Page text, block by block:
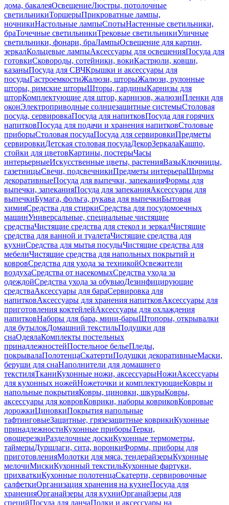
дома, бакалеяОсвещениеЛюстры, потолочные
светильникиТоршерыПрикроватные лампы,
ночникиНастольные лампыСпотыНастенные светильники,
браТочечные светильникиТрековые светильникиУличные
светильники, фонари, браЛампыОсвещение для картин,
зеркалКольцевые лампыАксессуары для освещенияПосуда для
готовкиСковороды, сотейники, вокиКастрюли, ковши,
казаныПосуда для СВЧКрышки и аксессуары для
посудыГастроемкостиЖалюзи, шторыЖалюзи, рулонные
шторы, римские шторыШторы, гардиныКарнизы для
шторКомплектующие для штор, карнизов, жалюзиПленки для
оконЭлектроприводные солнцезащитные системыСтоловая
посуда, сервировкаПосуда для напитковПосуда для горячих
напитковПосуда для подачи и хранения напитковСтоловые
приборыСтоловая посудаПосуда для сервировкиПредметы
сервировкиДетская столовая посудаДекорЗеркалаКашпо,
стойки для цветовКартины, постерыЧасы
интерьерныеИскусственные цветы, растенияВазыКлючницы,
газетницыСвечи, подсвечникиПредметы интерьераШирмы
декоративныеПосуда для выпечки, запеканияФормы для
выпечки, запеканияПосуда для запеканияАксессуары для
выпечкиБумага, фольга, рукава для выпечкиБытовая
химияСредства для стиркиСредства для посудомоечных
машинУниверсальные, специальные чистящие
средстваЧистящие средства для стекол и зеркалЧистящие
средства для ванной и туалетаЧистящие средства для
кухниСредства для мытья посудыЧистящие средства для
мебелиЧистящие средства для напольных покрытий и
ковровСредства для ухода за техникойОсвежители
воздухаСредства от насекомыхСредства ухода за
одеждойСредства ухода за обувьюДезинфицирующие
средстваАксессуары для бараСервировка для
напитковАксессуары для хранения напитковАксессуары для
приготовления коктейлейАксессуары для охлаждения
напитковНаборы для бара, мини-барыШтопоры, открывалки
для бутылокДомашний текстильПодушки для
снаОдеялаКомплекты постельных
принадлежностейПостельное бельеПледы,
покрывалаПолотенцаСкатертиПодушки декоративныеМаски,
беруши для снаНаполнители для домашнего
текстиляТканиКухонные ножи, аксессуарыНожиАксессуары
для кухонных ножейНожеточки и комплектующиеКовры и
напольные покрытияКовры, циновки, шкурыКовры,
аксессуары для ковровКоврики, наборы ковриковКовровые
дорожкиЦиновкиПокрытия напольные
тафтинговыеЗащитные, грязезащитные коврикиКухонные
принадлежностиКухонные приборыТерки,
овощерезкиРазделочные доскиКухонные термометры,
таймерыДуршлаги, сита, воронкиФормы, приборы для
приготовленияМолотки для мяса, тендерайзерыКухонные
мелочиМискиКухонный текстильКухонные фартуки,
прихваткиКухонные полотенцаСкатерти, сервировочные
салфеткиОрганизация хранения на кухнеПосуда для
храненияОрганайзеры для кухниОрганайзеры для
специйПосуда для ланчаПолки и аксессуары на